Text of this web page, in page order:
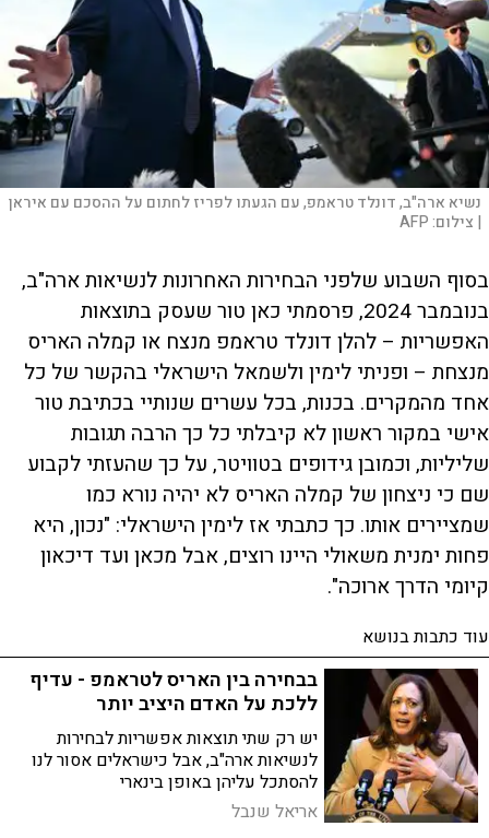
נשיא ארה"ב, דונלד טראמפ, עם הגעתו לפריז לחתום על ההסכם עם איראן
| צילום:AFP
בסוף השבוע שלפני הבחירות האחרונות לנשיאות ארה"ב,
בנובמבר 2024, פרסמתי כאן טור שעסק בתוצאות
האפשריות – להלן דונלד טראמפ מנצח או קמלה האריס
מנצחת – ופניתי לימין ולשמאל הישראלי בהקשר של כל
אחד מהמקרים. בכנות, בכל עשרים שנותיי בכתיבת טור
אישי במקור ראשון לא קיבלתי כל כך הרבה תגובות
שליליות, וכמובן גידופים בטוויטר, על כך שהעזתי לקבוע
שם כי ניצחון של קמלה האריס לא יהיה נורא כמו
שמציירים אותו. כך כתבתי אז לימין הישראלי: "נכון, היא
פחות ימנית משאולי היינו רוצים, אבל מכאן ועד דיכאון
קיומי הדרך ארוכה".
עוד כתבות בנושא
בבחירה בין האריס לטראמפ - עדיף
ללכת על האדם היציב יותר
יש רק שתי תוצאות אפשריות לבחירות
לנשיאות ארה"ב, אבל כישראלים אסור לנו
להסתכל עליהן באופן בינארי
אריאל שנבל